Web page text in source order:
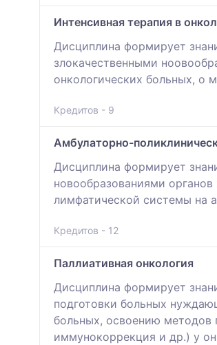
Интенсивная терапия в
Дисциплина формирует
злокачественными
онкологических больных, о
Кредитов - 9
Амбулаторно-
Дисциплина формирует
новообразованиями
лимфатической системы на
Кредитов - 12
Паллиативная онкология
Дисциплина формирует
подготовки больных
больных, освоению методов
иммунокоррекция и др.) у